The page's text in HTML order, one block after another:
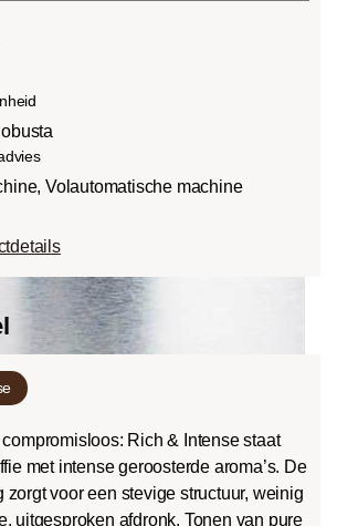
evenwichtige
Italian):
body met uitgesproken
en bitterheid met
van de teelt, de
het brandproces.
Volautomatische machine
Rich & Intense staat
met intense geroosterde aroma’s. De
zorgt voor een stevige structuur, weinig
uitgesproken afdronk. Tonen van pure